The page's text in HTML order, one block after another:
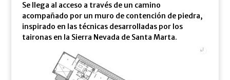
Se llega al acceso a través de un camino
acompañado por un muro de contención de piedra,
inspirado en las técnicas desarrolladas por los
taironas en la Sierra Nevada de Santa Marta.